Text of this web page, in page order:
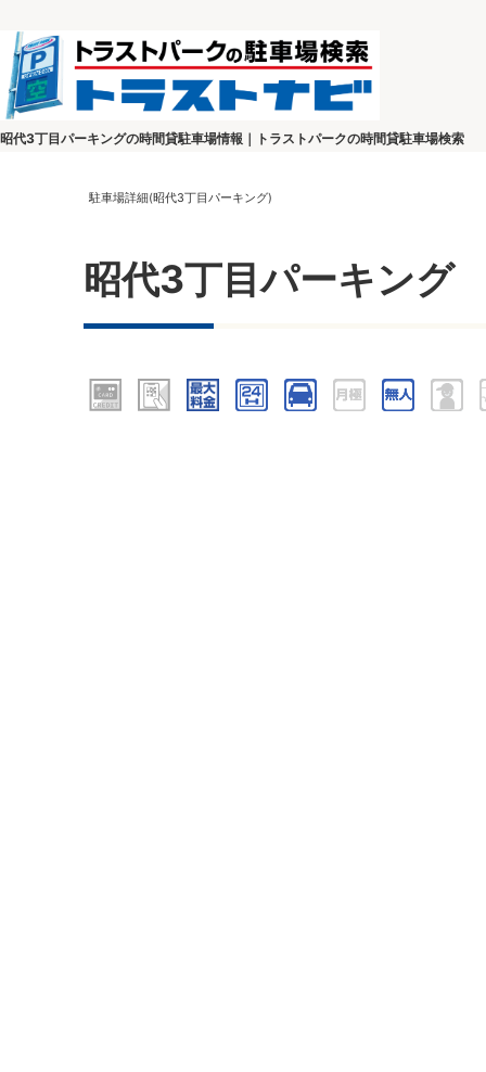
昭代3丁目パーキングの時間貸駐車場情報｜トラストパークの時間貸駐車場検索
駐車場詳細(昭代3丁目パーキング)
昭代3丁目パーキング